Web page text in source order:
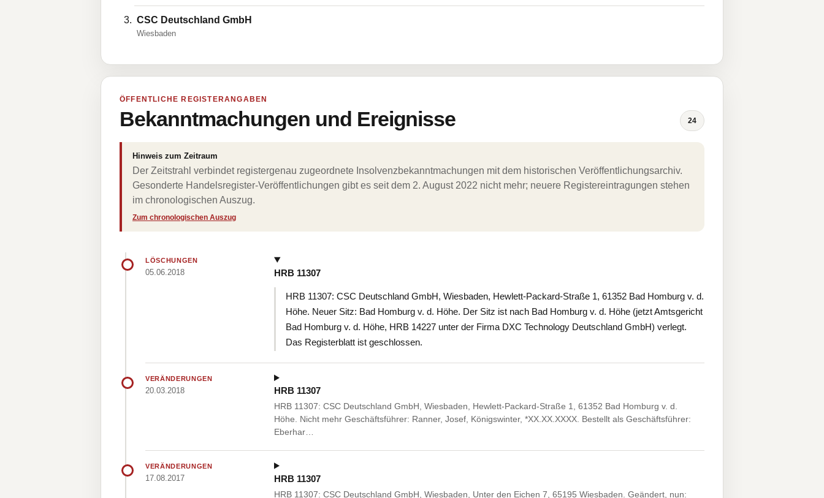
CSC Deutschland GmbH
Wiesbaden
ÖFFENTLICHE REGISTERANGABEN
Bekanntmachungen und Ereignisse 24
Hinweis zum Zeitraum
Der Zeitstrahl verbindet registergenau zugeordnete Insolvenzbekanntmachungen mit dem historischen Veröffentlichungsarchiv.
Gesonderte Handelsregister-Veröffentlichungen gibt es seit dem 2. August 2022 nicht mehr; neuere Registereintragungen stehen
im chronologischen Auszug.
Zum chronologischen Auszug
LÖSCHUNGEN
05.06.2018 HRB 11307
HRB 11307: CSC Deutschland GmbH, Wiesbaden, Hewlett-Packard-Straße 1, 61352 Bad Homburg v. d.
Höhe. Neuer Sitz: Bad Homburg v. d. Höhe. Der Sitz ist nach Bad Homburg v. d. Höhe (jetzt Amtsgericht
Bad Homburg v. d. Höhe, HRB 14227 unter der Firma DXC Technology Deutschland GmbH) verlegt.
Das Registerblatt ist geschlossen.
VERÄNDERUNGEN
20.03.2018 HRB 11307
HRB 11307: CSC Deutschland GmbH, Wiesbaden, Hewlett-Packard-Straße 1, 61352 Bad Homburg v. d.
Höhe. Nicht mehr Geschäftsführer: Ranner, Josef, Königswinter, *XX.XX.XXXX. Bestellt als Geschäftsführer:
Eberhar…
VERÄNDERUNGEN
17.08.2017 HRB 11307
HRB 11307: CSC Deutschland GmbH, Wiesbaden, Unter den Eichen 7, 65195 Wiesbaden. Geändert, nun: